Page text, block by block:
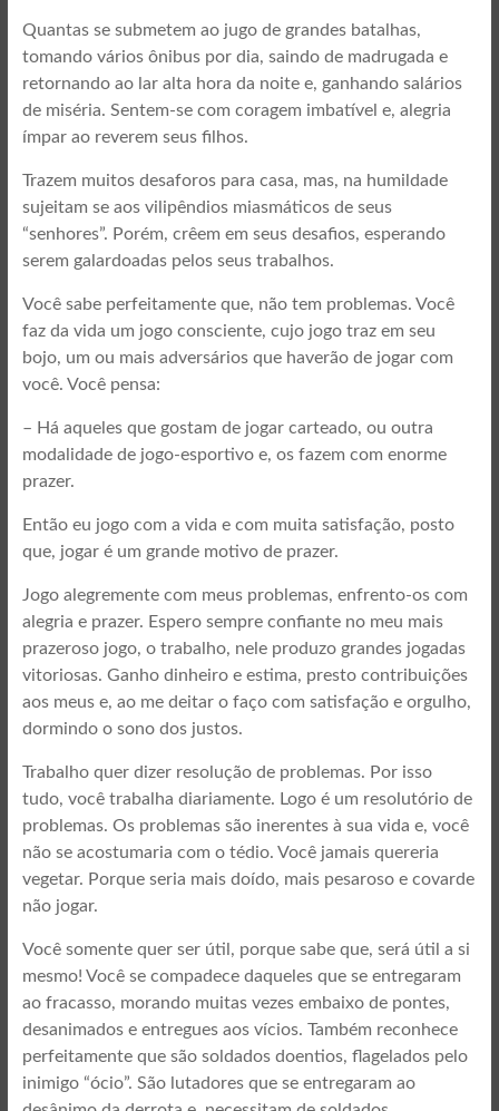
Quantas se submetem ao jugo de grandes batalhas,
tomando vários ônibus por dia, saindo de madrugada e
retornando ao lar alta hora da noite e, ganhando salários
de miséria. Sentem-se com coragem imbatível e, alegria
ímpar ao reverem seus filhos.
Trazem muitos desaforos para casa, mas, na humildade
sujeitam se aos vilipêndios miasmáticos de seus
“senhores”. Porém, crêem em seus desafios, esperando
serem galardoadas pelos seus trabalhos.
Você sabe perfeitamente que, não tem problemas. Você
faz da vida um jogo consciente, cujo jogo traz em seu
bojo, um ou mais adversários que haverão de jogar com
você. Você pensa:
– Há aqueles que gostam de jogar carteado, ou outra
modalidade de jogo-esportivo e, os fazem com enorme
prazer.
Então eu jogo com a vida e com muita satisfação, posto
que, jogar é um grande motivo de prazer.
Jogo alegremente com meus problemas, enfrento-os com
alegria e prazer. Espero sempre confiante no meu mais
prazeroso jogo, o trabalho, nele produzo grandes jogadas
vitoriosas. Ganho dinheiro e estima, presto contribuições
aos meus e, ao me deitar o faço com satisfação e orgulho,
dormindo o sono dos justos.
Trabalho quer dizer resolução de problemas. Por isso
tudo, você trabalha diariamente. Logo é um resolutório de
problemas. Os problemas são inerentes à sua vida e, você
não se acostumaria com o tédio. Você jamais quereria
vegetar. Porque seria mais doído, mais pesaroso e covarde
não jogar.
Você somente quer ser útil, porque sabe que, será útil a si
mesmo! Você se compadece daqueles que se entregaram
ao fracasso, morando muitas vezes embaixo de pontes,
desanimados e entregues aos vícios. Também reconhece
perfeitamente que são soldados doentios, flagelados pelo
inimigo “ócio”. São lutadores que se entregaram ao